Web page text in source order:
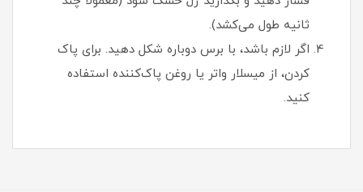
ثانیه طول می‌کشد).
اگر لازم باشد، با برس دوباره شکل دهید. برای پاک
کردن، از میسلار واتر یا روغن پاک‌کننده استفاده
کنید.